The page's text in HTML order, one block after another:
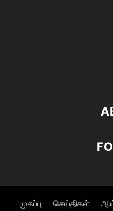
முகப்பு செய்திகள்